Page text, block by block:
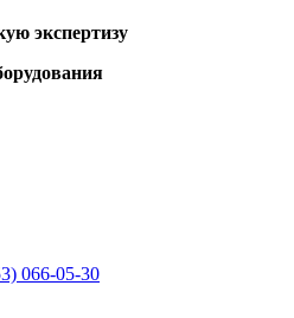
экспертизу
066-05-30